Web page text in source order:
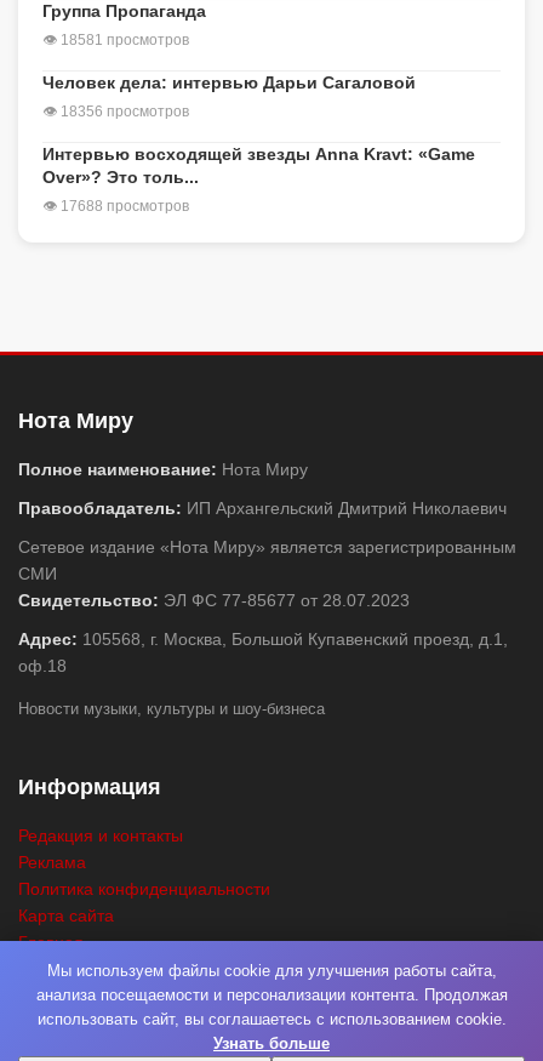
Группа Пропаганда
👁 18581 просмотров
Человек дела: интервью Дарьи Сагаловой
👁 18356 просмотров
Интервью восходящей звезды Anna Kravt: «Game
Over»? Это толь...
👁 17688 просмотров
Нота Миру
Полное наименование: Нота Миру
Правообладатель: ИП Архангельский Дмитрий Николаевич
Сетевое издание «Нота Миру» является зарегистрированным
СМИ
Свидетельство: ЭЛ ФС 77-85677 от 28.07.2023
Адрес: 105568, г. Москва, Большой Купавенский проезд, д.1,
оф.18
Новости музыки, культуры и шоу-бизнеса
Информация
Редакция и контакты
Реклама
Политика конфиденциальности
Карта сайта
Главная
Поиск
© 2026Нота Миру. РазработкаФабрика Медиа Мьюзик. Все права
Мы используем файлы cookie для улучшения работы сайта,
анализа посещаемости и персонализации контента. Продолжая
использовать сайт, вы соглашаетесь с использованием cookie.
Узнать больше